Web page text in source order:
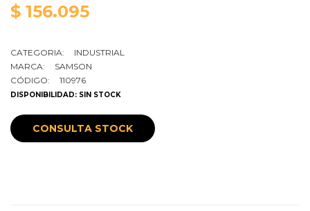
$ 156.095
CATEGORIA:
INDUSTRIAL
MARCA:
SAMSON
CÓDIGO:
110976
DISPONIBILIDAD: SIN STOCK
CONSULTA STOCK